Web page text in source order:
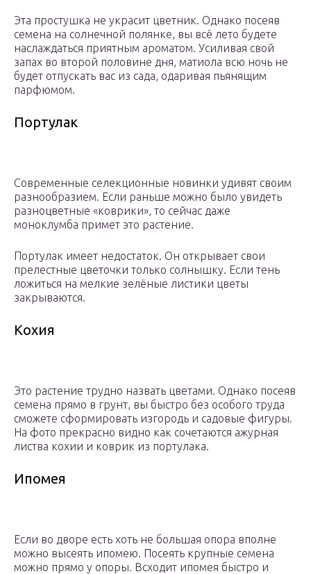
Эта простушка не украсит цветник. Однако посеяв
семена на солнечной полянке, вы всё лето будете
наслаждаться приятным ароматом. Усиливая свой
запах во второй половине дня, матиола всю ночь не
будет отпускать вас из сада, одаривая пьянящим
парфюмом.
Портулак
Современные селекционные новинки удивят своим
разнообразием. Если раньше можно было увидеть
разноцветные «коврики», то сейчас даже
моноклумба примет это растение.
Портулак имеет недостаток. Он открывает свои
прелестные цветочки только солнышку. Если тень
ложиться на мелкие зелёные листики цветы
закрываются.
Кохия
Это растение трудно назвать цветами. Однако посеяв
семена прямо в грунт, вы быстро без особого труда
сможете сформировать изгородь и садовые фигуры.
На фото прекрасно видно как сочетаются ажурная
листва кохии и коврик из портулака.
Ипомея
Если во дворе есть хоть не большая опора вполне
можно высеять ипомею. Посеять крупные семена
можно прямо у опоры. Всходит ипомея быстро и